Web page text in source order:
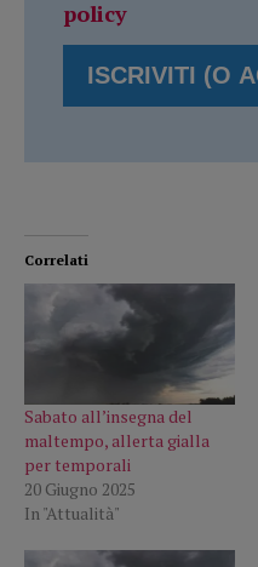
policy
Correlati
Sabato all’insegna del
maltempo, allerta gialla
per temporali
20 Giugno 2025
In "Attualità"